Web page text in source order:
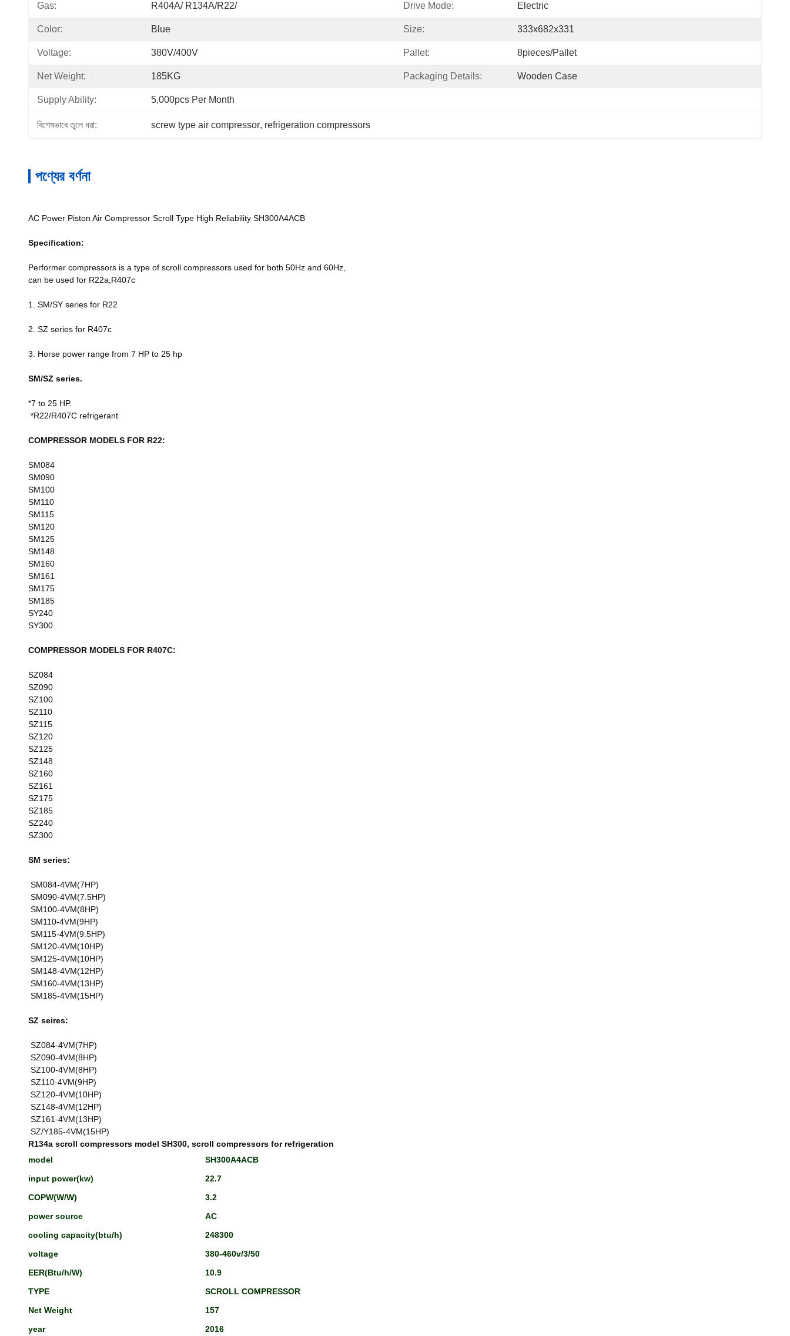
Gas: R404A/ R134A/R22/ Drive Mode: Electric
Color: Blue Size: 333x682x331
Voltage: 380V/400V Pallet: 8pieces/Pallet
Net Weight: 185KG Packaging Details: Wooden Case
Supply Ability: 5,000pcs Per Month
বিশেষভাবে তুলে ধরা: screw type air compressor, refrigeration compressors
পণ্যের বর্ণনা
AC Power Piston Air Compressor Scroll Type High Reliability SH300A4ACB
Specification:
Performer compressors is a type of scroll compressors used for both 50Hz and 60Hz,
can be used for R22a,R407c
1. SM/SY series for R22
2. SZ series for R407c
3. Horse power range from 7 HP to 25 hp
SM/SZ series.
*7 to 25 HP.
*R22/R407C refrigerant
COMPRESSOR MODELS FOR R22:
SM084
SM090
SM100
SM110
SM115
SM120
SM125
SM148
SM160
SM161
SM175
SM185
SY240
SY300
COMPRESSOR MODELS FOR R407C:
SZ084
SZ090
SZ100
SZ110
SZ115
SZ120
SZ125
SZ148
SZ160
SZ161
SZ175
SZ185
SZ240
SZ300
SM series:
SM084-4VM(7HP)
SM090-4VM(7.5HP)
SM100-4VM(8HP)
SM110-4VM(9HP)
SM115-4VM(9.5HP)
SM120-4VM(10HP)
SM125-4VM(10HP)
SM148-4VM(12HP)
SM160-4VM(13HP)
SM185-4VM(15HP)
SZ seires:
SZ084-4VM(7HP)
SZ090-4VM(8HP)
SZ100-4VM(8HP)
SZ110-4VM(9HP)
SZ120-4VM(10HP)
SZ148-4VM(12HP)
SZ161-4VM(13HP)
SZ/Y185-4VM(15HP)
R134a scroll compressors model SH300, scroll compressors for refrigeration
model
SH300A4ACB
input power(kw)
22.7
COPW(W/W)
3.2
power source
AC
cooling capacity(btu/h)
248300
voltage
380-460v/3/50
EER(Btu/h/W)
10.9
TYPE
SCROLL COMPRESSOR
Net Weight
157
year
2016